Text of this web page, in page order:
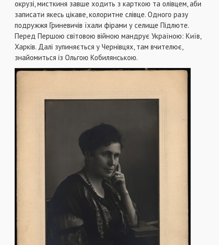
окрузі, мисткиня завше ходить з карткою та олівцем, аби
записати якесь цікаве, колоритне слівце. Одного разу
подружжя Гриневичів їхали фірами у селище Підлюте.
Перед Першою світовою війною мандрує Україною: Київ,
Харків. Далі зупиняється у Чернівцях, там вчителює,
знайомиться із Ольгою Кобилянською.